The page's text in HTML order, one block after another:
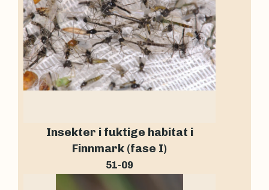
Insekter i fuktige habitat i
Finnmark (fase I)
51-09